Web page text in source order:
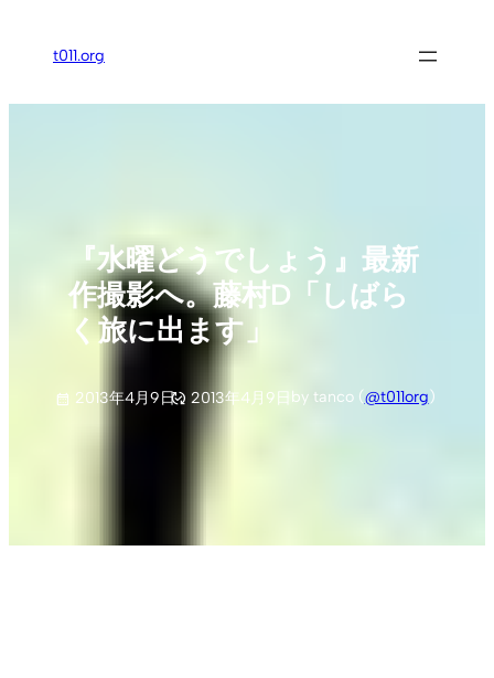
ス
t011.org
『水曜どうでしょう』最新
作撮影へ。藤村D「しばら
く旅に出ます」
2013年4月9日 2013年4月9日 by tanco (@t011org)